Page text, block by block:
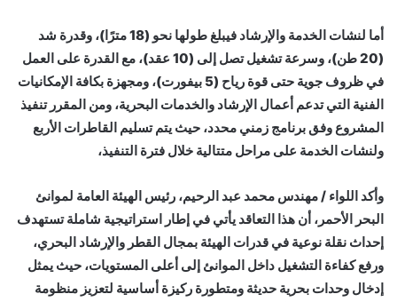
أما لنشات الخدمة والإرشاد فيبلغ طولها نحو (18 مترًا)، وقدرة شد
(20 طن)، وسرعة تشغيل تصل إلى (10 عقد)، مع القدرة على العمل
في ظروف جوية حتى قوة رياح (5 بيفورت)، ومجهزة بكافة الإمكانيات
الفنية التي تدعم أعمال الإرشاد والخدمات البحرية، ومن المقرر تنفيذ
المشروع وفق برنامج زمني محدد، حيث يتم تسليم القاطرات الأربع
ولنشات الخدمة على مراحل متتالية خلال فترة التنفيذ،
وأكد اللواء / مهندس محمد عبد الرحيم، رئيس الهيئة العامة لموانئ
البحر الأحمر، أن هذا التعاقد يأتي في إطار استراتيجية شاملة تستهدف
إحداث نقلة نوعية في قدرات الهيئة بمجال القطر والإرشاد البحري،
ورفع كفاءة التشغيل داخل الموانئ إلى أعلى المستويات، حيث يمثل
إدخال وحدات بحرية حديثة ومتطورة ركيزة أساسية لتعزيز منظومة